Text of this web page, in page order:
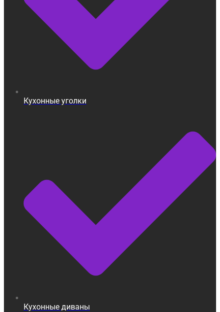
Кухонные уголки
Кухонные диваны